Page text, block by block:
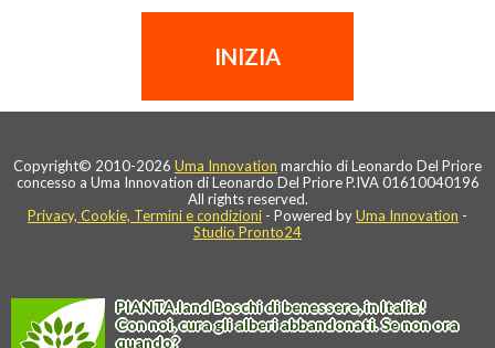
Copyright© 2010-2026 Uma Innovation marchio di Leonardo Del Priore
concesso a Uma Innovation di Leonardo Del Priore P.IVA 01610040196
All rights reserved.
Privacy, Cookie, Termini e condizioni - Powered byUma Innovation -
Studio Pronto24
PIANTA.landBoschi di benessere, in Italia!
Con noi, cura gli alberi abbandonati. Se non ora
quando?